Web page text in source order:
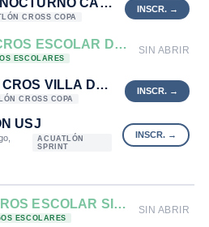
CROSS COPA
II DUATLÓN CROS ESCOLAR DE LITUÉNIGO
ESCOLARES
SIN ABRIR
XII DUATLÓN CROS VILLA DE ALFAJARIN
CROSS COPA
USJ
ACUATLÓN
SPRINT
I DUALTÓN CROS ESCOLAR SIERRA DE ARMANTES
ESCOLARES
SIN ABRIR